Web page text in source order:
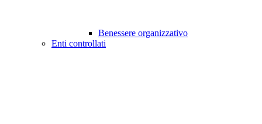
Benessere organizzativo
Enti controllati